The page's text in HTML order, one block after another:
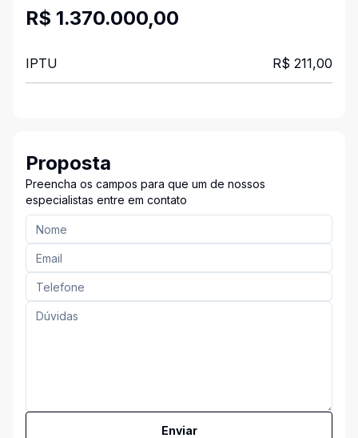
R$ 1.370.000,00
IPTU R$ 211,00
Proposta
Preencha os campos para que um de nossos
especialistas entre em contato
Enviar